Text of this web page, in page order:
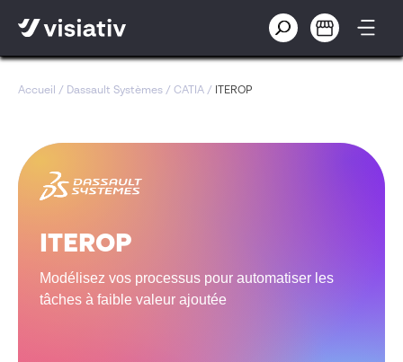
Accueil / Dassault Systèmes / CATIA / ITEROP
ITEROP
Modélisez vos processus pour automatiser les
tâches à faible valeur ajoutée